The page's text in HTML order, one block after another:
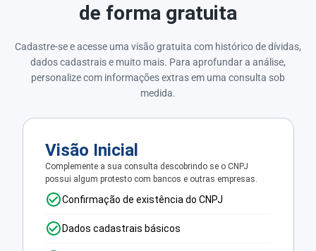
de forma gratuita
Cadastre-se e acesse uma visão gratuita com histórico de dívidas,
dados cadastrais e muito mais. Para aprofundar a análise,
personalize com informações extras em uma consulta sob
medida.
Visão Inicial
Complemente a sua consulta descobrindo se o CNPJ
possui algum protesto com bancos e outras empresas.
Confirmação de existência do CNPJ
Dados cadastrais básicos